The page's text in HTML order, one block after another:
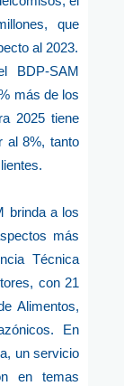
que
al 2023.
BDP-SAM
más de los
2025 tiene
al 8%, tanto
brinda a los
más
Técnica
con 21
Alimentos,
En
un servicio
en temas